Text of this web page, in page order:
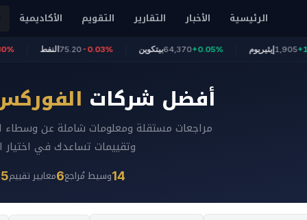
الرئيسية الأخبار التقارير التقويم الأكاديمية
النفط 75.20-0.03% بيتكوين 64,370+0.05% إيثيريوم 1,905+1.86%
أفضل شركات
مراجعات مستقلة ومعلومات شاملة عن وسطاء
وتقييمات تساعدك في اختيار
14وسيط مُراجع6معايير تقييم